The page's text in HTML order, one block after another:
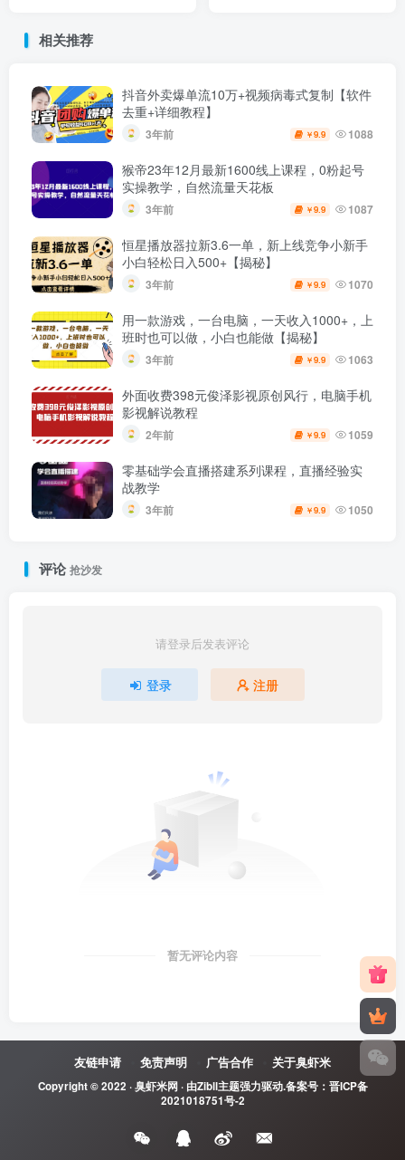
相关推荐
抖音外卖爆单流10万+视频病毒式复制【软件
去重+详细教程】
3年前 ￥9.9 1088
猴帝23年12月最新1600线上课程，0粉起号
实操教学，自然流量天花板
3年前 ￥9.9 1087
恒星播放器拉新3.6一单，新上线竞争小新手
小白轻松日入500+【揭秘】
3年前 ￥9.9 1070
用一款游戏，一台电脑，一天收入1000+，上
班时也可以做，小白也能做【揭秘】
3年前 ￥9.9 1063
外面收费398元俊泽影视原创风行，电脑手机
影视解说教程
2年前 ￥9.9 1059
零基础学会直播搭建系列课程，​直播经验实
战教学
3年前 ￥9.9 1050
评论抢沙发
请登录后发表评论
登录 注册
暂无评论内容
友链申请 免责声明 广告合作 关于臭虾米
Copyright © 2022 ·臭虾米网· 由Zibll主题强力驱动.备案号： 晋ICP备
2021018751号-2